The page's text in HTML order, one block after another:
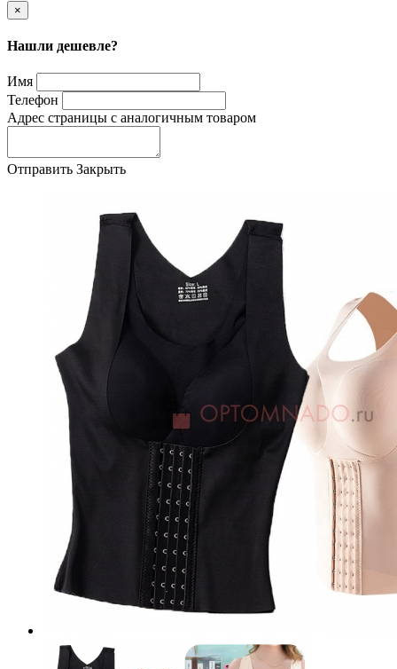
×
Нашли дешевле?
Имя
Телефон
Адрес страницы с аналогичным товаром
Отправить Закрыть